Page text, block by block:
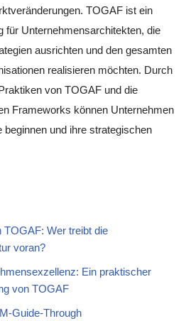
TOGAF ist ein
für Unternehmensarchitekten, die
ausrichten und den gesamten
realisieren möchten. Durch
von TOGAF und die
Frameworks können Unternehmen
und ihre strategischen
TOGAF: Wer treibt die
voran?
Ein praktischer
von TOGAF
Guide-Through